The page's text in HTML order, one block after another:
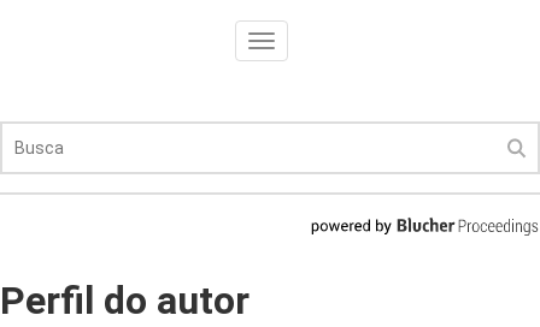
Toggle
navigation
Perfil do autor